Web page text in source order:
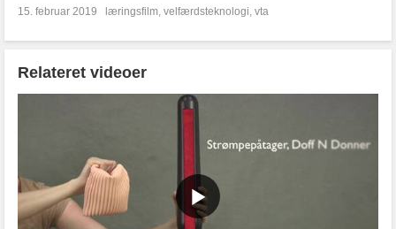
15. februar 2019
læringsfilm, velfærdsteknologi, vta
Relateret videoer